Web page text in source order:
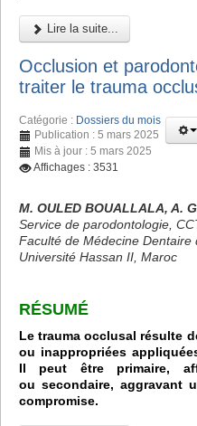
Lire la suite...
Occlusion et
traiter le trauma
Catégorie : Dossiers du mois
Publication : 5 mars 2025
Mis à jour : 5 mars 2025
Affichages : 3531
M. OULED BOUALLALA, A.
Service de parodontologie,
Faculté de Médecine Dentaire
Université Hassan II, Maroc
RÉSUMÉ
Le trauma occlusal résulte
ou inappropriées
Il peut être primaire,
ou secondaire, aggravant
compromise.